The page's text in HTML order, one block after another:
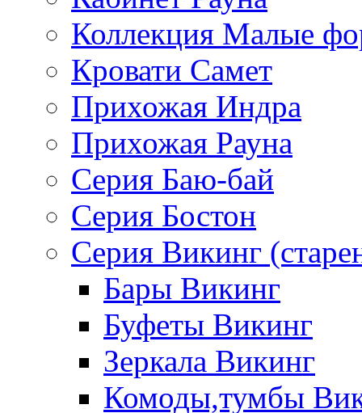
Коллекция Малые
Кровати Самет
Прихожая Индра
Прихожая Рауна
Серия Баю-бай
Серия Бостон
Серия Викинг
Бары Викинг
Буфеты Викинг
Зеркала Викинг
Комоды,тумбы